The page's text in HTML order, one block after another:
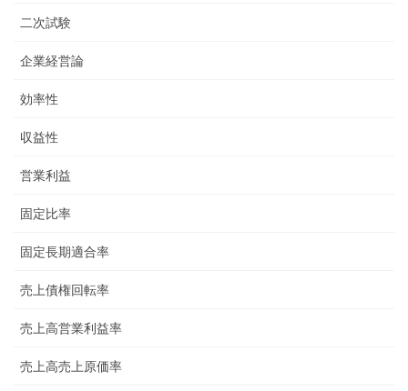
二次試験
企業経営論
効率性
収益性
営業利益
固定比率
固定長期適合率
売上債権回転率
売上高営業利益率
売上高売上原価率